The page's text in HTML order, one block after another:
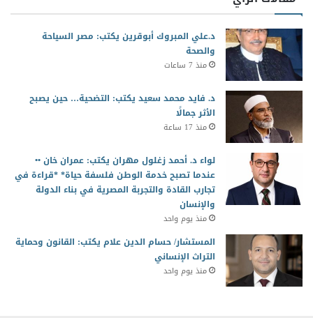
د.علي المبروك أبوقرين يكتب: مصر السياحة
والصحة
منذ 7 ساعات
د. فايد محمد سعيد يكتب: التضحية… حين يصبح
الأثر جمالًا
منذ 17 ساعة
لواء د. أحمد زغلول مهران يكتب: عمران خان ••
عندما تصبح خدمة الوطن فلسفة حياة* *قراءة في
تجارب القادة والتجربة المصرية في بناء الدولة
والإنسان
منذ يوم واحد
المستشار/ حسام الدين علام يكتب: القانون وحماية
التراث الإنساني
منذ يوم واحد